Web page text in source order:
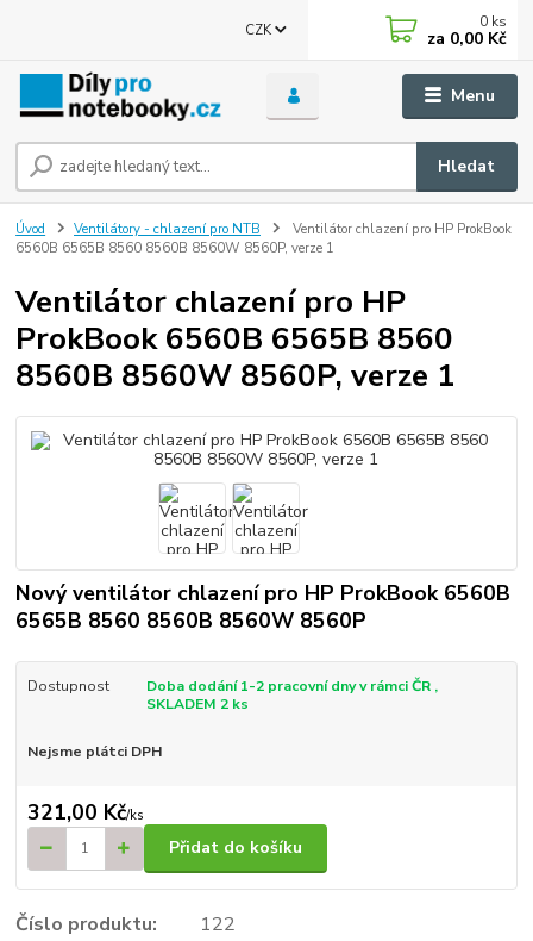
Menu
CZK
Hledat
0 ks
za 0,00 Kč
Úvod Ventilátory - chlazení pro NTB
Ventilátor chlazení pro HP ProkBook
6560B 6565B 8560 8560B 8560W 8560P, verze 1
Ventilátor chlazení pro HP
ProkBook 6560B 6565B 8560
8560B 8560W 8560P, verze 1
Nový ventilátor chlazení pro HP ProkBook 6560B
6565B 8560 8560B 8560W 8560P
Dostupnost
Doba dodání 1-2 pracovní dny v rámci ČR ,
SKLADEM 2 ks
Nejsme plátci DPH
321,00 Kč/ks
Přidat do košíku
Číslo produktu:
122